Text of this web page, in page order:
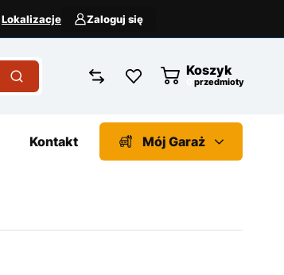
Lokalizacje Zaloguj się
Koszyk
przedmioty
Kontakt Mój Garaż